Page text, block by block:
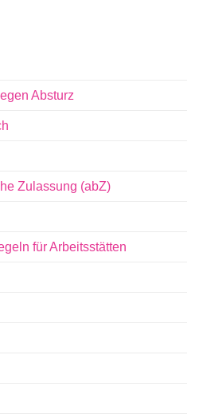
Absturz
Zulassung (abZ)
für Arbeitsstätten